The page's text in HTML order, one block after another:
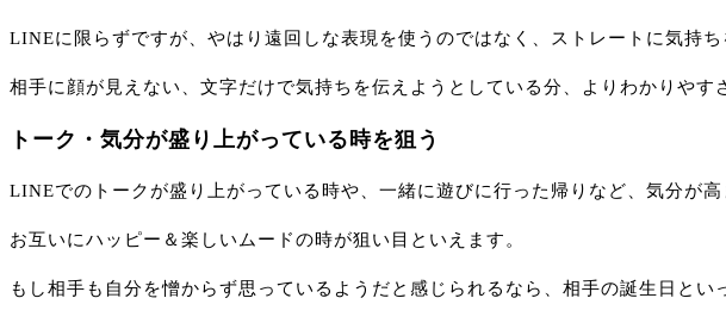
LINEに限らずですが、やはり遠回しな表現を使うのではなく、ストレートに気持ち
相手に顔が見えない、文字だけで気持ちを伝えようとしている分、よりわかりやす
トーク・気分が盛り上がっている時を狙う
LINEでのトークが盛り上がっている時や、一緒に遊びに行った帰りなど、気分が
お互いにハッピー＆楽しいムードの時が狙い目といえます。
もし相手も自分を憎からず思っているようだと感じられるなら、相手の誕生日とい